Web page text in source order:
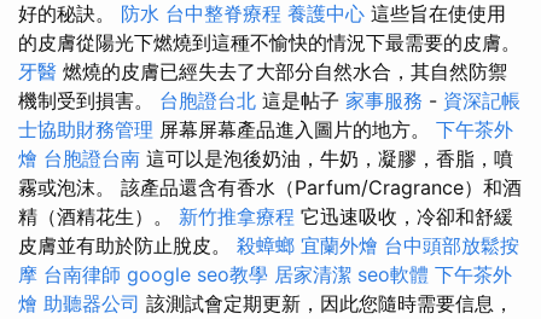
好的秘訣。 防水 台中整脊療程 養護中心 這些旨在使使用
的皮膚從陽光下燃燒到這種不愉快的情況下最需要的皮膚。
牙醫 燃燒的皮膚已經失去了大部分自然水合，其自然防禦
機制受到損害。 台胞證台北 這是帖子 家事服務 - 資深記帳
士協助財務管理 屏幕屏幕產品進入圖片的地方。 下午茶外
燴 台胞證台南 這可以是泡後奶油，牛奶，凝膠，香脂，噴
霧或泡沫。 該產品還含有香水（Parfum/Cragrance）和酒
精（酒精花生）。 新竹推拿療程 它迅速吸收，冷卻和舒緩
皮膚並有助於防止脫皮。 殺蟑螂 宜蘭外燴 台中頭部放鬆按
摩 台南律師 google seo教學 居家清潔 seo軟體 下午茶外
燴 助聽器公司 該測試會定期更新，因此您隨時需要信息，